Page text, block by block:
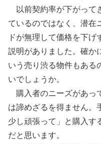
以前契約率が下がって
ているのではなく、潜在
ドが無理して価格を下げ
説明がありました。確か
いう売り渋る物件もある
いでしょうか。
購入者のニーズがあっ
は諦めざるを得ません。
少し頑張って」と購入す
だと思います。